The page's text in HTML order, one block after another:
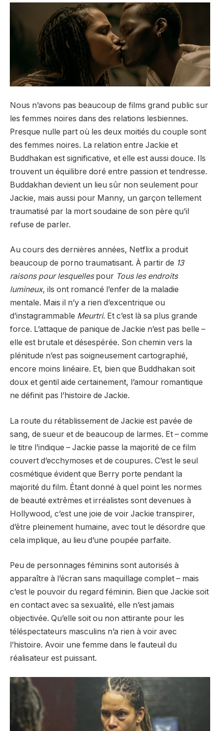
Nous n’avons pas beaucoup de films grand public sur
les femmes noires dans des relations lesbiennes.
Presque nulle part où les deux moitiés du couple sont
des femmes noires. La relation entre Jackie et
Buddhakan est significative, et elle est aussi douce. Ils
trouvent un équilibre doré entre passion et tendresse.
Buddakhan devient un lieu sûr non seulement pour
Jackie, mais aussi pour Manny, un garçon tellement
traumatisé par la mort soudaine de son père qu’il
refuse de parler.
Au cours des dernières années, Netflix a produit
beaucoup de porno traumatisant. À partir de 13
raisons pour lesquellespour Tous les endroits
lumineux, ils ont romancé l’enfer de la maladie
mentale. Mais il n’y a rien d’excentrique ou
d’instagrammable Meurtri. Et c’est là sa plus grande
force. L’attaque de panique de Jackie n’est pas belle –
elle est brutale et désespérée. Son chemin vers la
plénitude n’est pas soigneusement cartographié,
encore moins linéaire. Et, bien que Buddhakan soit
doux et gentil aide certainement, l’amour romantique
ne définit pas l’histoire de Jackie.
La route du rétablissement de Jackie est pavée de
sang, de sueur et de beaucoup de larmes. Et – comme
le titre l’indique – Jackie passe la majorité de ce film
couvert d’ecchymoses et de coupures. C’est le seul
cosmétique évident que Berry porte pendant la
majorité du film. Étant donné à quel point les normes
de beauté extrêmes et irréalistes sont devenues à
Hollywood, c’est une joie de voir Jackie transpirer,
d’être pleinement humaine, avec tout le désordre que
cela implique, au lieu d’une poupée parfaite.
Peu de personnages féminins sont autorisés à
apparaître à l’écran sans maquillage complet – mais
c’est le pouvoir du regard féminin. Bien que Jackie soit
en contact avec sa sexualité, elle n’est jamais
objectivée. Qu’elle soit ou non attirante pour les
téléspectateurs masculins n’a rien à voir avec
l’histoire. Avoir une femme dans le fauteuil du
réalisateur est puissant.